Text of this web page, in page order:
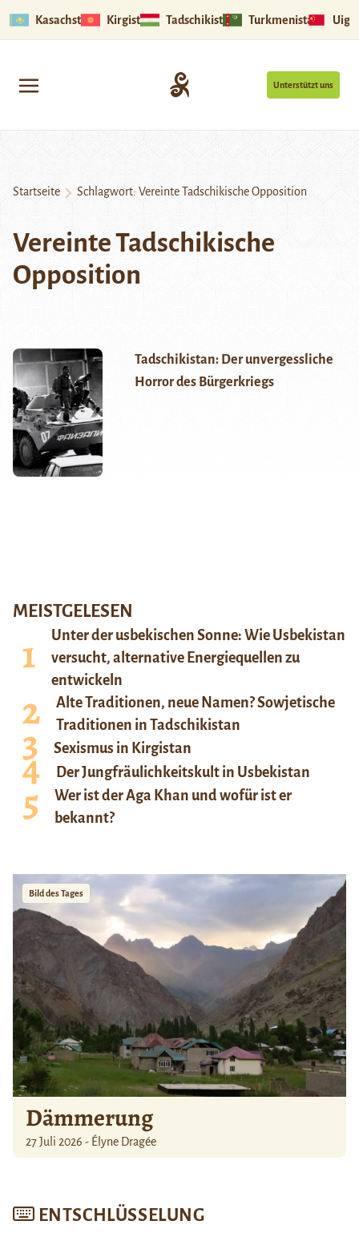
Kasachstan Kirgistan Tadschikistan Turkmenistan
Unterstützt uns
Startseite Schlagwort: Vereinte Tadschikische Opposition
Vereinte Tadschikische
Opposition
Tadschikistan: Der unvergessliche
Horror des Bürgerkriegs
MEISTGELESEN
Unter der usbekischen Sonne: Wie Usbekistan
versucht, alternative Energiequellen zu
entwickeln
Alte Traditionen, neue Namen? Sowjetische
Traditionen in Tadschikistan
Sexismus in Kirgistan
Der Jungfräulichkeitskult in Usbekistan
Wer ist der Aga Khan und wofür ist er
bekannt?
Bild des Tages
Dämmerung
27 Juli 2026 - Élyne Dragée
ENTSCHLÜSSELUNG